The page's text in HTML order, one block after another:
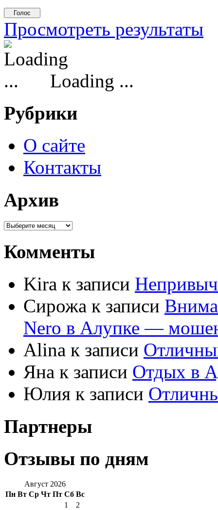
Просмотреть результаты
Loading ...
Рубрики
О сайте
Контакты
Архив
Комменты
Kira к записи
Сирожа к записи
Nero в Алупке —
Alina к записи
Яна к записи Отдых в
Юлия к записи
Партнеры
Отзывы по дням
Август 2026
Пн Вт Ср Чт Пт Сб Вс
1
2